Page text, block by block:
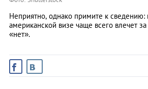
Неприятно, однако примите к сведению:
американской визе чаще всего влечет
«нет».